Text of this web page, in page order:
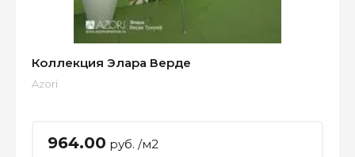
Коллекция Элара Верде
Azori
964.00 руб. /м2